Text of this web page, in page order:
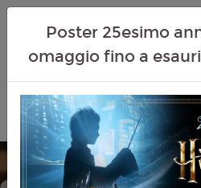
Poster 25esimo
omaggio fino a